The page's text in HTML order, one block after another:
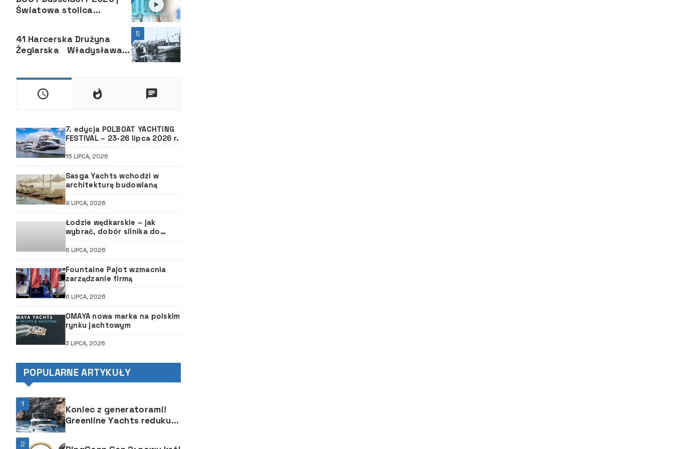
Światowa stolica
5
41 Harcerska Drużyna
Żeglarska Władysława
7. edycja POLBOAT YACHTING
FESTIVAL – 23-26 lipca 2026 r.
15 LIPCA, 2026
Sasga Yachts wchodzi w
architekturę budowlaną
9 LIPCA, 2026
Łodzie wędkarskie – jak
wybrać, dobór silnika do
6 LIPCA, 2026
Fountaine Pajot wzmacnia
zarządzanie firmą
6 LIPCA, 2026
OMAYA nowa marka na polskim
rynku jachtowym
3 LIPCA, 2026
POPULARNE ARTYKUŁY
1
Koniec z generatorami!
Greenline Yachts redukuje
emisję dwutlenku węgla
nie psując przy tym
2